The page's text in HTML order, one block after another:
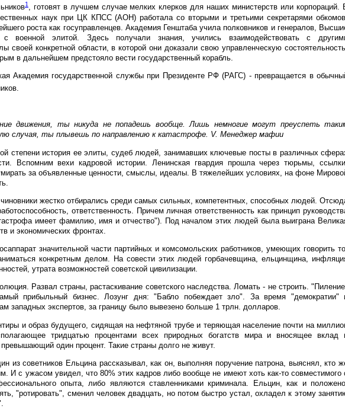
1 , готовят в лучшем случае мелких клерков для наших министерств или корпораций.
наук при ЦК КПСС (АОН) работала со вторыми и третьими секретарями обкомов,
роста как госуправленцев. Академия Генштаба учила полковников и генералов,
с военной элитой. Здесь получали знания, учились взаимодействовать с
своей конкретной области, в которой они доказали свою управленческую
в дальнейшем предстояло вести государственный корабль.
Академия государственной службы при Президенте РФ (РАГС) - превращается в
движения, ты никуда не попадешь вообще. Лишь немногие могут преуспеть
случая, ты плывешь по направлению к катастрофе. V. Менеджер мафии
степени история ее элиты, судеб людей, занимавших ключевые посты в различных
Вспомним вехи кадровой истории. Ленинская гвардия прошла через тюрьмы, ссылки,
за объявленные ценности, смыслы, идеалы. В тяжелейших условиях, на фоне
жестко отбирались среди самых сильных, компетентных, способных людей.
ответственность. Причем личная ответственность как принцип
имеет фамилию, имя и отчество"). Под началом этих людей была выиграна
и экономических фронтах.
значительной части партийных и комсомольских работников, умеющих говорить
конкретным делом. На совести этих людей горбачевщина, ельцинщина,
утрата возможностей советской цивилизации.
Развал страны, растаскивание советского наследства. Ломать - не строить.
прибыльный бизнес. Лозунг дня: "Бабло побеждает зло". За время "демократии"
западных экспертов, за границу было вывезено больше 1 трлн. долларов.
и образ будущего, сидящая на нефтяной трубе и теряющая население почти на
тридцатью процентами всех природных богатств мира и вносящее вклад
один процент. Такие страны долго не живут.
из советников Ельцина рассказывал, как он, выполняя поручение патрона, выяснял, кто
И с ужасом увидел, что 80% этих кадров либо вообще не имеют хоть как-то совместимого
опыта, либо являются ставленниками криминала. Ельцин, как и
"ротировать", сменил человек двадцать, но потом быстро устал, охладел к этому